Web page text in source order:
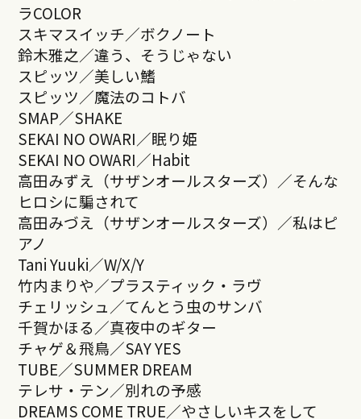
ラCOLOR
スキマスイッチ／ボクノート
鈴木雅之／違う、そうじゃない
スピッツ／美しい鰭
スピッツ／魔法のコトバ
SMAP／SHAKE
SEKAI NO OWARI／眠り姫
SEKAI NO OWARI／Habit
高田みずえ（サザンオールスターズ）／そんな
ヒロシに騙されて
高田みづえ（サザンオールスターズ）／私はピ
アノ
Tani Yuuki／W/X/Y
竹内まりや／プラスティック・ラヴ
チェリッシュ／てんとう虫のサンバ
千賀かほる／真夜中のギター
チャゲ＆飛鳥／SAY YES
TUBE／SUMMER DREAM
テレサ・テン／別れの予感
DREAMS COME TRUE／やさしいキスをして